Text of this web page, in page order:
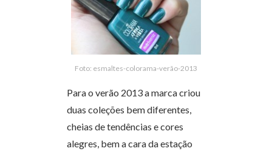
Foto: esmaltes-colorama-verão-2013
Para o verão 2013 a marca criou
duas coleções bem diferentes,
cheias de tendências e cores
alegres, bem a cara da estação